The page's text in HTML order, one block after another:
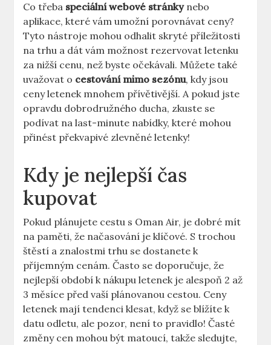
Co třeba speciální webové stránkynebo
aplikace, které vám umožní porovnávat ceny?
Tyto nástroje mohou odhalit skryté příležitosti
na trhu a dát vám možnost rezervovat letenku
za nižší cenu, než byste očekávali. Můžete také
uvažovat o cestování mimo sezónu, kdy jsou
ceny letenek mnohem přívětivější. A pokud jste
opravdu dobrodružného ducha, zkuste se
podívat na last-minute nabídky, které mohou
přinést překvapivé zlevněné letenky!
Kdy je nejlepší čas
kupovat
Pokud plánujete cestu s Oman Air, je dobré mít
na paměti, že načasování je klíčové. S trochou
štěstí a znalostmi trhu se dostanete k
příjemným cenám. Často se doporučuje, že
nejlepší období k nákupu letenek je alespoň 2 až
3 měsíce před vaší plánovanou cestou. Ceny
letenek mají tendenci klesat, když se blížíte k
datu odletu, ale pozor, není to pravidlo! Časté
změny cen mohou být matoucí, takže sledujte,